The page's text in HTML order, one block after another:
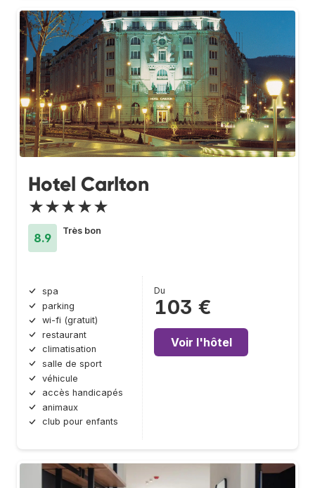
Hotel Carlton
★★★★★
8.9
Très bon
spa
parking
wi-fi (gratuit)
restaurant
climatisation
salle de sport
véhicule
accès handicapés
animaux
club pour enfants
Du
103 €
Voir l'hôtel